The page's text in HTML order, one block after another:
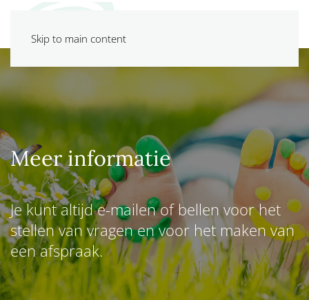
Skip to main content
Meer informatie
Je kunt altijd e-mailen of bellen voor het
stellen van vragen en voor het maken van
een afspraak.